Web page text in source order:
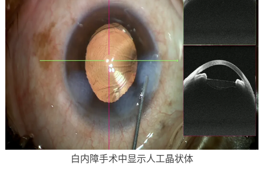
白内障手术中显示人工晶状体